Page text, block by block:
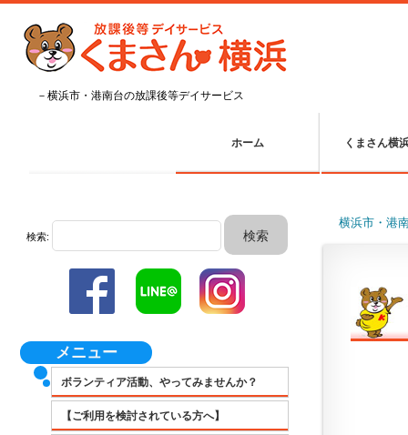
－横浜市・港南台の放課後等デイサービス
ホーム くまさん横
検索:
メニュー
ボランティア活動、やってみませんか？
【ご利用を検討されている方へ】
横浜市・港